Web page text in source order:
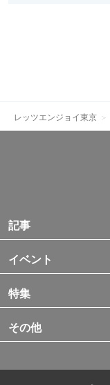
レッツエンジョイ東京
記事
イベント
特集
その他